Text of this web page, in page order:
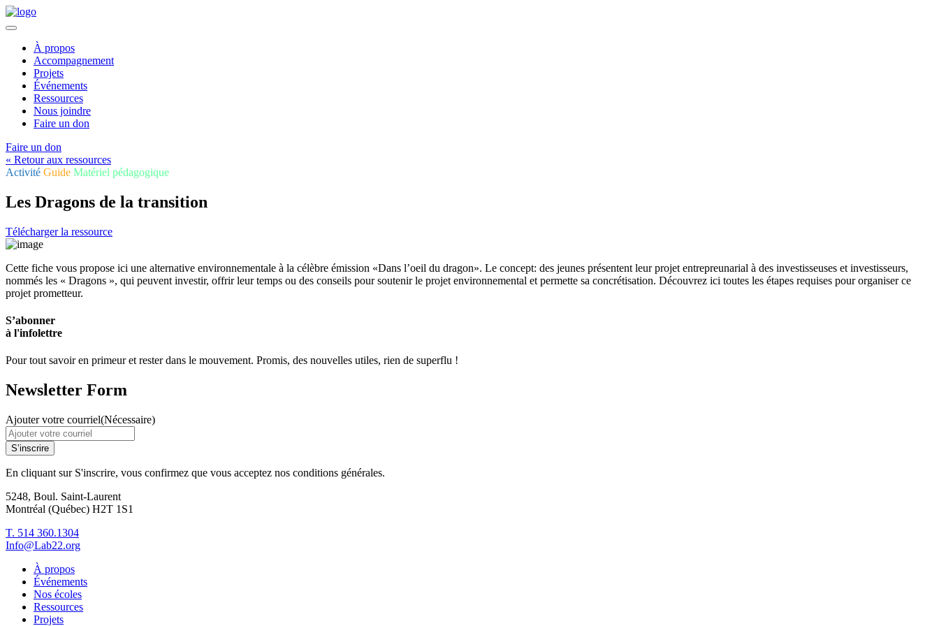
À propos
Accompagnement
Projets
Événements
Ressources
Nous joindre
Faire un don
Faire un don
« Retour aux ressources
Activité Guide Matériel pédagogique
Les Dragons de la transition
Télécharger la ressource
Cette fiche vous propose ici une alternative environnementale à la célèbre émission «Dans l’oeil du dragon». Le concept: des jeunes présentent leur projet entrepreunarial à des investisseuses et investisseurs,
nommés les « Dragons », qui peuvent investir, offrir leur temps ou des conseils pour soutenir le projet environnemental et permette sa concrétisation. Découvrez ici toutes les étapes requises pour organiser ce
projet prometteur.
S’abonner
à l'infolettre
Pour tout savoir en primeur et rester dans le mouvement. Promis, des nouvelles utiles, rien de superflu !
Newsletter Form
Ajouter votre courriel(Nécessaire)
S’inscrire
En cliquant sur S'inscrire, vous confirmez que vous acceptez nos conditions générales.
5248, Boul. Saint-Laurent
Montréal (Québec) H2T 1S1
T. 514 360.1304
Info@Lab22.org
À propos
Événements
Nos écoles
Ressources
Projets